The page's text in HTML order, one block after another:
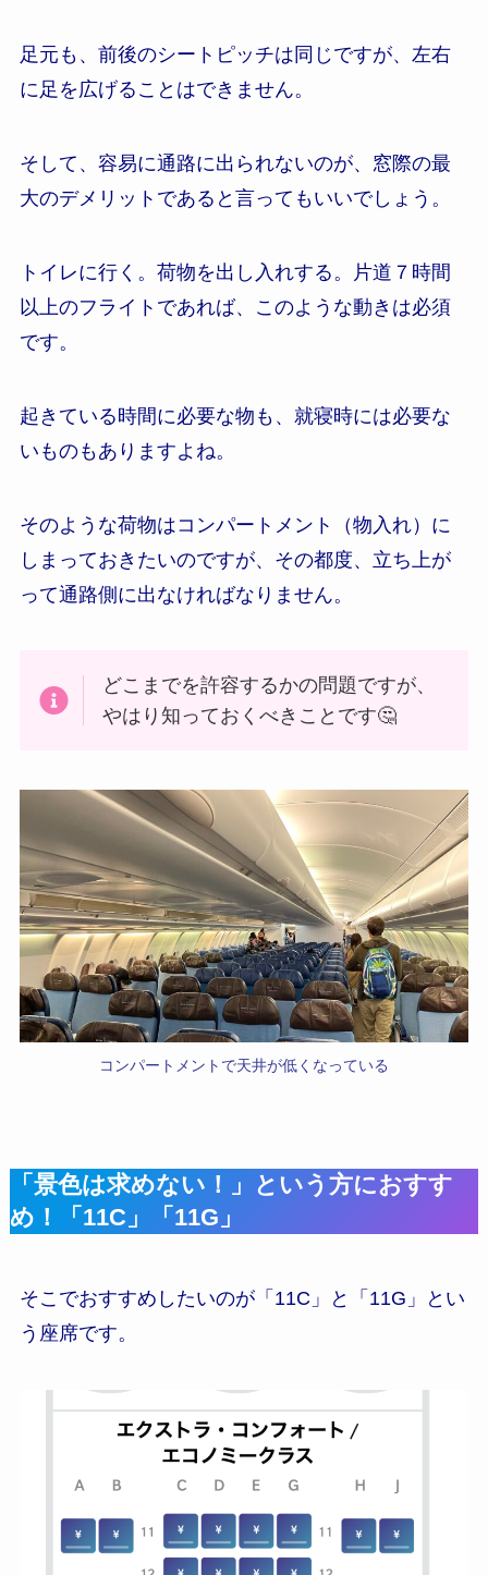
足元も、前後のシートピッチは同じですが、左右
に足を広げることはできません。
そして、容易に通路に出られないのが、窓際の最
大のデメリットであると言ってもいいでしょう。
トイレに行く。荷物を出し入れする。片道７時間
以上のフライトであれば、このような動きは必須
です。
起きている時間に必要な物も、就寝時には必要な
いものもありますよね。
そのような荷物はコンパートメント（物入れ）に
しまっておきたいのですが、その都度、立ち上が
って通路側に出なければなりません。
どこまでを許容するかの問題ですが、
やはり知っておくべきことです🤔
コンパートメントで天井が低くなっている
「景色は求めない！」という方におすす
め！「11C」「11G」
そこでおすすめしたいのが「11C」と「11G」とい
う座席です。